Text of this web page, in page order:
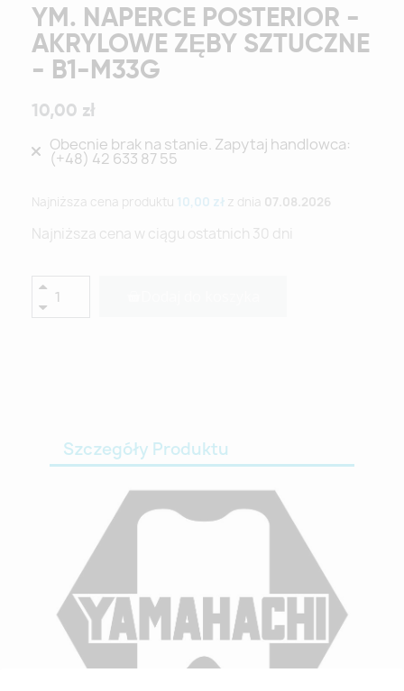
YM. NAPERCE POSTERIOR -
AKRYLOWE ZĘBY SZTUCZNE
- B1-M33G
10,00 zł
Obecnie brak na stanie. Zapytaj handlowca:
(+48) 42 633 87 55
Najniższa cena produktu 10,00 zł z dnia 07.08.2026
Najniższa cena w ciągu ostatnich 30 dni
Szczegóły Produktu